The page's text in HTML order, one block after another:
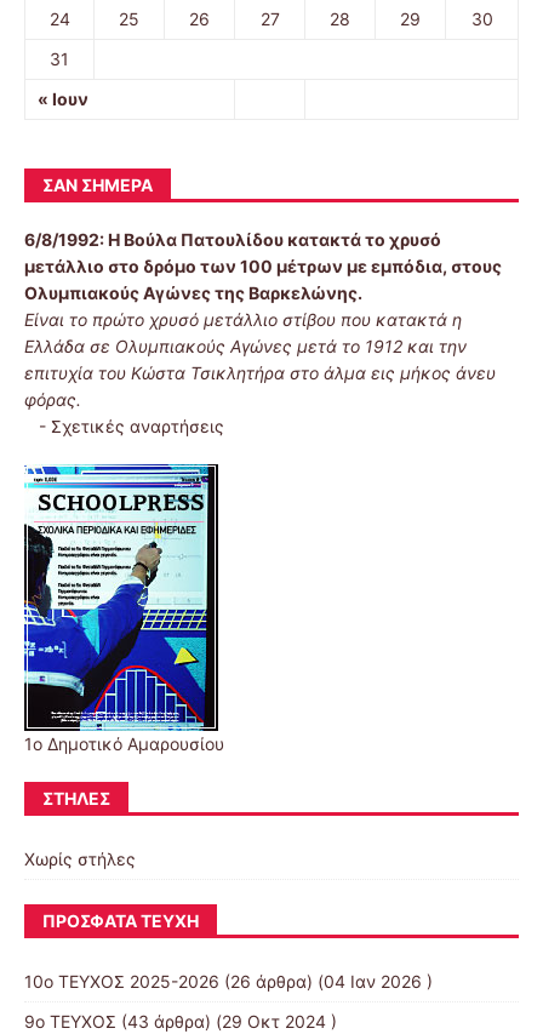
« Ιουν
24 25 26 27 28 29
30
31
ΣΑΝ ΣΉΜΕΡΑ
6/8/1992:Η Βούλα Πατουλίδου κατακτά το χρυσό
μετάλλιο στο δρόμο των 100 μέτρων με εμπόδια, στους
Ολυμπιακούς Αγώνες της Βαρκελώνης.
Είναι το πρώτο χρυσό μετάλλιο στίβου που κατακτά η
Ελλάδα σε Ολυμπιακούς Αγώνες μετά το 1912 και την
επιτυχία του Κώστα Τσικλητήρα στο άλμα εις μήκος άνευ
φόρας.
- Σχετικές αναρτήσεις
1ο Δημοτικό Αμαρουσίου
ΣΤΉΛΕΣ
Χωρίς στήλες
ΠΡΌΣΦΑΤΑ ΤΕΎΧΗ
10o ΤΕΥΧΟΣ 2025-2026 (26 άρθρα) (04 Ιαν 2026 )
9ο ΤΕΥΧΟΣ (43 άρθρα) (29 Οκτ 2024 )